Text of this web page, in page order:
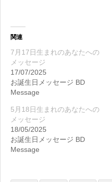
関連
7月17日生まれのあなたへの
メッセージ
17/07/2025
お誕生日メッセージ BD
Message
5月18日生まれのあなたへの
メッセージ
18/05/2025
お誕生日メッセージ BD
Message